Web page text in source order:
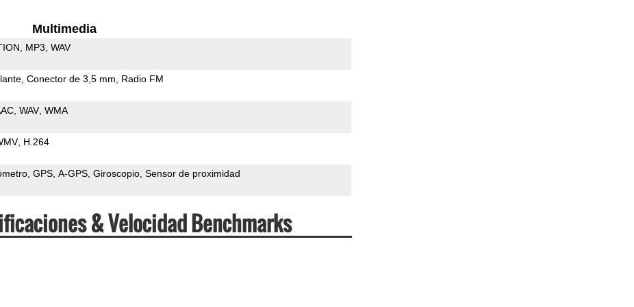
Multimedia
MP3 WAV
Conector de 3,5 mm Radio FM
WAV WMA
H.264
GPS A-GPS Giroscopio Sensor de proximidad
& Velocidad Benchmarks